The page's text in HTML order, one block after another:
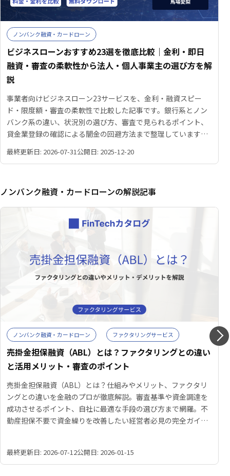
ノンバンク融資・カードローン
ビジネスローンおすすめ23選を徹底比較｜金利・即日
融資・審査の柔軟性から法人・個人事業主の選び方を解
説
事業者向けビジネスローン23サービスを、金利・融資スピー
ド・限度額・審査の柔軟性で比較した記事です。銀行系とノン
バンク系の違い、状況別の選び方、審査で見られるポイント、
貸金業登録の確認による闇金の回避方法まで整理しています。
最終更新日: 2026-07-31 公開日: 2025-12-20
ノンバンク融資・カードローンの解説記事
ノンバンク融資・カードローン ファクタリングサービス
売掛金担保融資（ABL）とは？ファクタリングとの違い
と活用メリット・審査のポイント
売掛金担保融資（ABL）とは？仕組みやメリット、ファクタリ
ングとの違いを金融のプロが徹底解説。審査基準や資金調達を
成功させるポイント、自社に最適な手段の選び方まで網羅。不
動産担保不要で資金繰りを改善したい経営者必見の完全ガイド
最終更新日: 2026-07-12公開日: 2026-01-15